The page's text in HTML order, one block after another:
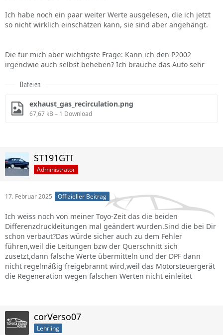
Ich habe noch ein paar weiter Werte ausgelesen, die ich jetzt
so nicht wirklich einschätzen kann, sie sind aber angehängt.
Die für mich aber wichtigste Frage: Kann ich den P2002
irgendwie auch selbst beheben? Ich brauche das Auto sehr
Dateien
exhaust_gas_recirculation.png
67,67 kB – 1 Download
ST191GTI
Administrator
17. Februar 2025 Offizieller Beitrag
Ich weiss noch von meiner Toyo-Zeit das die beiden
Differenzdruckleitungen mal geändert wurden.Sind die bei Dir
schon verbaut?Das würde sicher auch zu dem Fehler
führen,weil die Leitungen bzw der Querschnitt sich
zusetzt,dann falsche Werte übermitteln und der DPF dann
nicht regelmäßig freigebrannt wird,weil das Motorsteuergerät
die Regeneration wegen falschen Werten nicht einleitet
corVerso07
Lehrling